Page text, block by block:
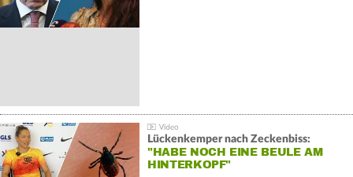
Lückenkemper nach Zeckenbiss:
"HABE NOCH EINE BEULE AM
HINTERKOPF"